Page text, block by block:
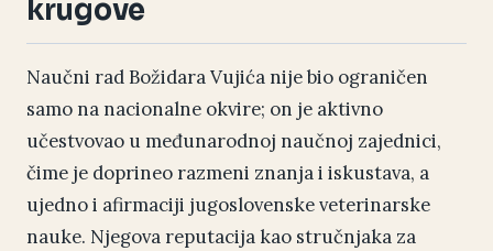
krugove
Naučni rad Božidara Vujića nije bio ograničen
samo na nacionalne okvire; on je aktivno
učestvovao u međunarodnoj naučnoj zajednici,
čime je doprineo razmeni znanja i iskustava, a
ujedno i afirmaciji jugoslovenske veterinarske
nauke. Njegova reputacija kao stručnjaka za